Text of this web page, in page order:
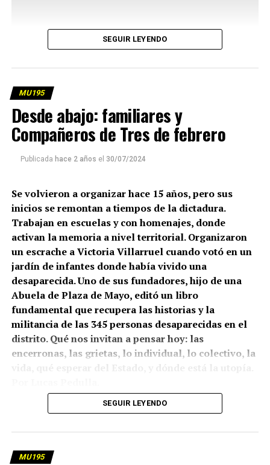
SEGUIR LEYENDO
MU195
Desde abajo: familiares y
Compañeros de Tres de febrero
Publicada hace 2 años el 30/07/2024
Se volvieron a organizar hace 15 años, pero sus
inicios se remontan a tiempos de la dictadura.
Trabajan en escuelas y con homenajes, donde
activan la memoria a nivel territorial. Organizaron
un escrache a Victoria Villarruel cuando votó en un
jardín de infantes donde había vivido una
desaparecida. Uno de sus fundadores, hijo de una
Abuela de Plaza de Mayo, editó un libro
fundamental que recupera las historias y la
militancia de las 345 personas desaparecidas en el
distrito. Qué nos invitan a pensar hoy: las
encerronas, las grietas, lo individual, lo colectivo, la
SEGUIR LEYENDO
MU195